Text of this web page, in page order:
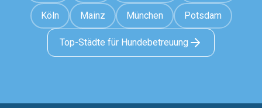
Köln Mainz München Potsdam
Top-Städte für Hundebetreuung